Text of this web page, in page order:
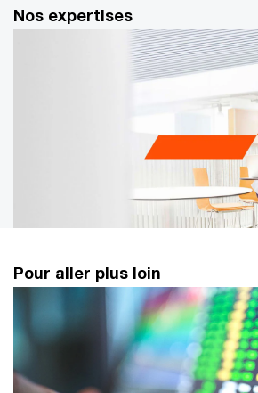
Nos expertises
Gestion des risques financiers :
les enjeux
Pour aller plus loin